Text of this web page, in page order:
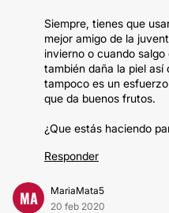
Siempre, tienes que
mejor amigo de la
invierno o cuando
también daña la piel
tampoco es un
que da buenos frutos.
¿Que estás haciendo
Responder
MA
MariaMata5
20 feb 2020